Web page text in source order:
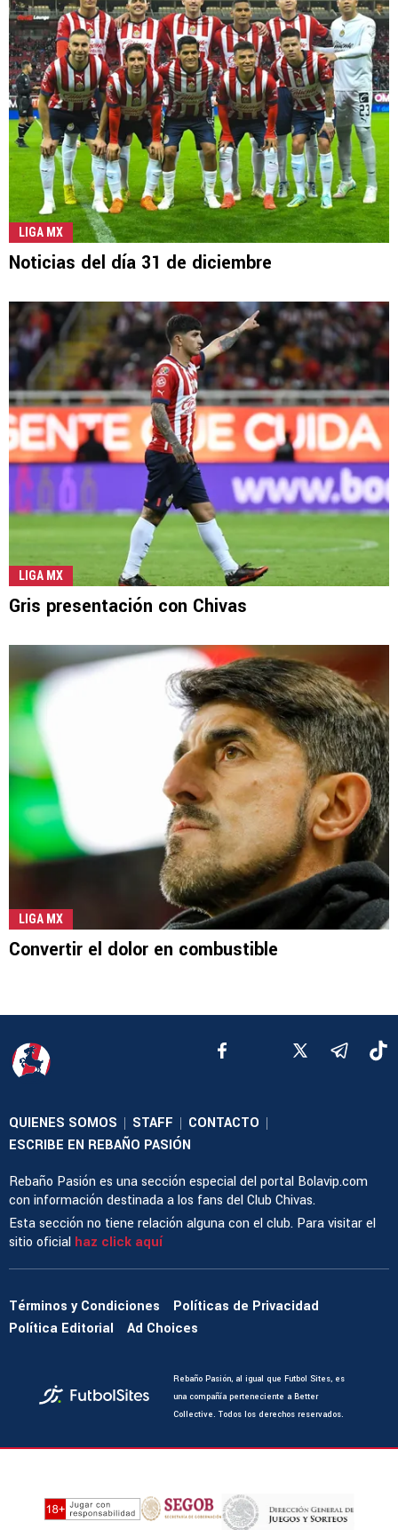
LIGA MX
Noticias del día 31 de diciembre
LIGA MX
Gris presentación con Chivas
LIGA MX
Convertir el dolor en combustible
QUIENES SOMOS | STAFF | CONTACTO |
ESCRIBE EN REBAÑO PASIÓN
Rebaño Pasión es una sección especial del portal Bolavip.com
con información destinada a los fans del Club Chivas.
Esta sección no tiene relación alguna con el club. Para visitar el
sitio oficial haz click aquí
Términos y Condiciones
Políticas de Privacidad
Política Editorial
Ad Choices
Rebaño Pasión, al igual que Futbol Sites, es
una compañía perteneciente a Better
Collective. Todos los derechos reservados.